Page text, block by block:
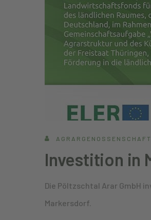
Investition in
Die Pöltzschtal Arar GmbH
Markersdorf.